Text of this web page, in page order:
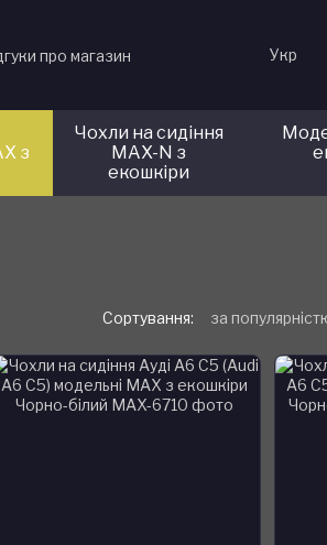
про магазин Укр
з
Чохли на сидіння
MAX-N з
екошкіри
Сортування: за